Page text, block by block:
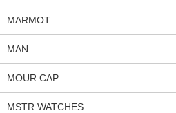
MARMOT
MAN
MOUR CAP
MSTR WATCHES